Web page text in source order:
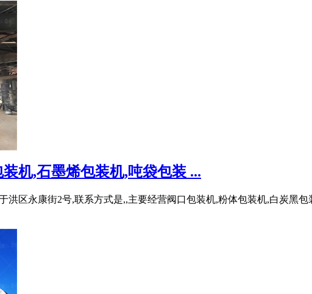
机,石墨烯包装机,吨袋包装 ...
洪区永康街2号,联系方式是,,主要经营阀口包装机,粉体包装机,白炭黑